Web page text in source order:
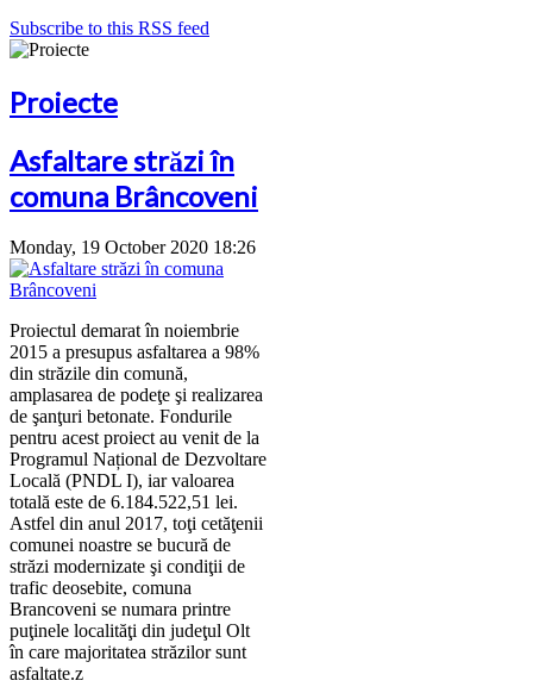
Subscribe to this RSS feed
Proiecte
Asfaltare străzi în
comuna Brâncoveni
Monday, 19 October 2020 18:26
Proiectul demarat în noiembrie
2015 a presupus asfaltarea a 98%
din străzile din comună,
amplasarea de podeţe şi realizarea
de şanţuri betonate. Fondurile
pentru acest proiect au venit de la
Programul Național de Dezvoltare
Locală (PNDL I), iar valoarea
totală este de 6.184.522,51 lei.
Astfel din anul 2017, toţi cetăţenii
comunei noastre se bucură de
străzi modernizate şi condiţii de
trafic deosebite, comuna
Brancoveni se numara printre
puţinele localităţi din judeţul Olt
în care majoritatea străzilor sunt
asfaltate.z